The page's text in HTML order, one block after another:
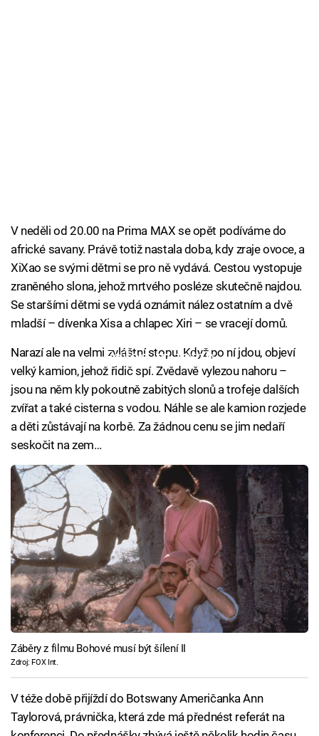
V neděli od 20.00 na Prima MAX se opět podíváme do
africké savany. Právě totiž nastala doba, kdy zraje ovoce, a
XiXao se svými dětmi se pro ně vydává. Cestou vystopuje
zraněného slona, jehož mrtvého posléze skutečně najdou.
Se staršími dětmi se vydá oznámit nález ostatním a dvě
mladší – dívenka Xisa a chlapec Xiri – se vracejí domů.
Failed to fetch
Narazí ale na velmi zvláštní stopu. Když po ní jdou, objeví
velký kamion, jehož řidič spí. Zvědavě vylezou nahoru –
jsou na něm kly pokoutně zabitých slonů a trofeje dalších
zvířat a také cisterna s vodou. Náhle se ale kamion rozjede
a děti zůstávají na korbě. Za žádnou cenu se jim nedaří
seskočit na zem…
Záběry z filmu Bohové musí být šílení II
Zdroj: FOX Int.
V téže době přijíždí do Botswany Američanka Ann
Taylorová, právnička, která zde má přednést referát na